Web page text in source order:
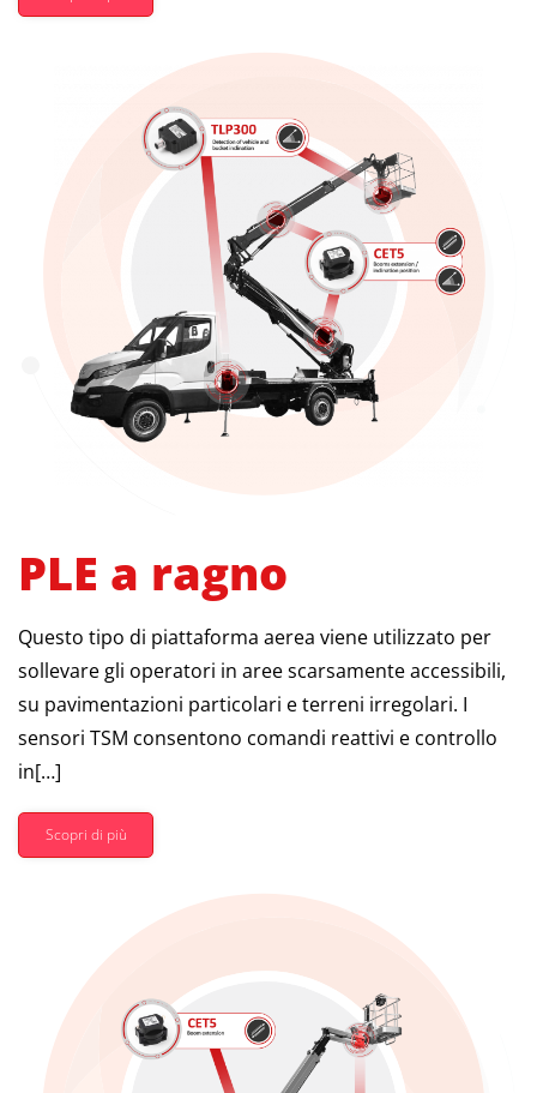
PLE a ragno
Questo tipo di piattaforma aerea viene utilizzato per
sollevare gli operatori in aree scarsamente accessibili,
su pavimentazioni particolari e terreni irregolari. I
sensori TSM consentono comandi reattivi e controllo
in[…]
Scopri di più